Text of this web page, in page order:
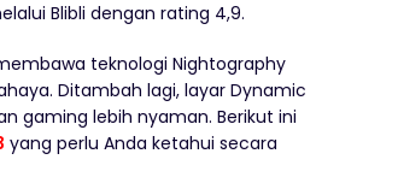
Blibli dengan rating 4,9.
teknologi Nightography
Ditambah lagi, layar Dynamic
gaming lebih nyaman. Berikut ini
yang perlu Anda ketahui secara